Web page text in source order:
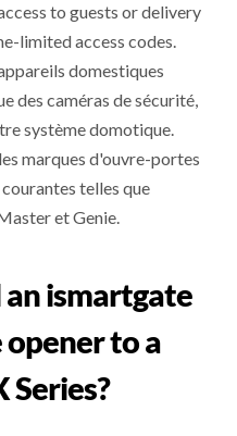
to guests or delivery
limited access codes.
domestiques
des caméras de sécurité,
système domotique.
marques d'ouvre-portes
telles que
et Genie.
ismartgate
to a
Series?